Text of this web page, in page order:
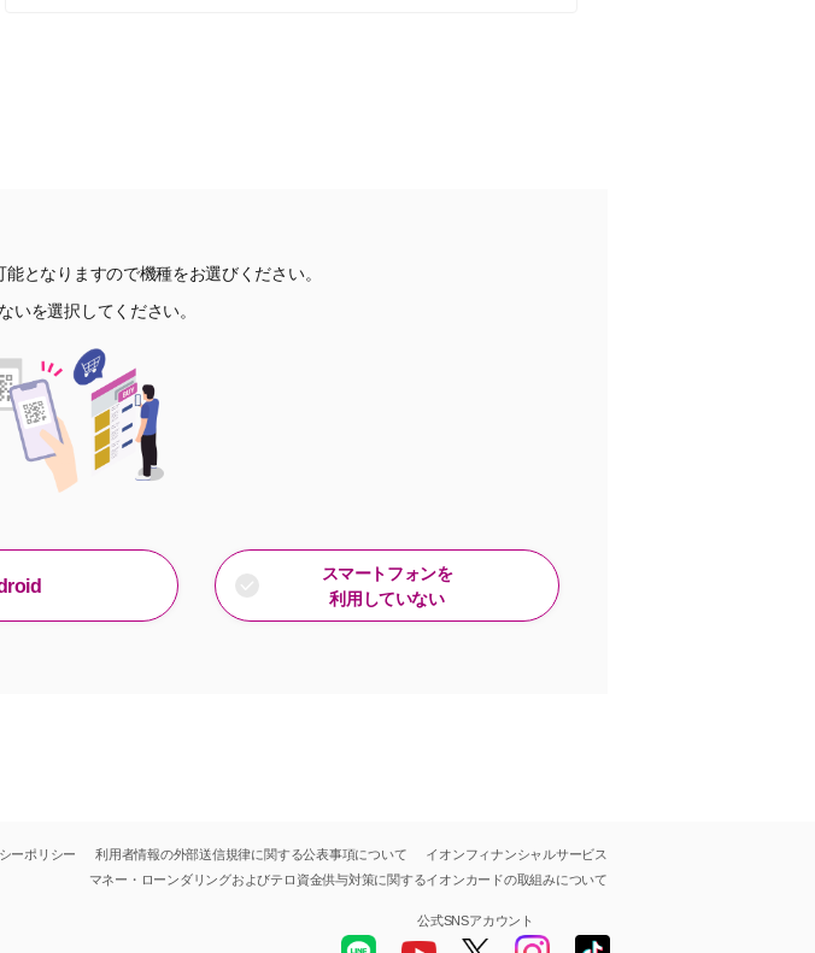
となりますので機種をお選びください。
いを選択してください。
スマートフォンを
利用していない
ーポリシー 利用者情報の外部送信規律に関する公表事項について
イオンフィナンシャルサービス
マネー・ローンダリングおよびテロ資金供与対策に関するイオンカードの取組みについて
公式SNSアカウント